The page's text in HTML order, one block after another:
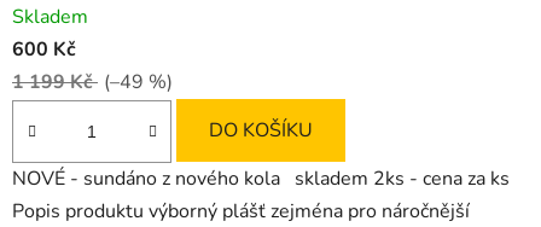
Skladem
600 Kč
1 199 Kč (–49 %)
DO KOŠÍKU
NOVÉ - sundáno z nového kola skladem 2ks - cena za ks
Popis produktu výborný plášť zejména pro náročnější